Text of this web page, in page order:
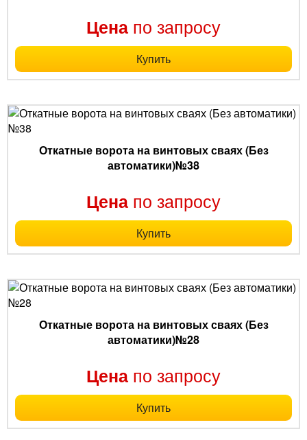
Цена по запросу
Купить
Откатные ворота на винтовых сваях (Без
автоматики)№38
Цена по запросу
Купить
Откатные ворота на винтовых сваях (Без
автоматики)№28
Цена по запросу
Купить